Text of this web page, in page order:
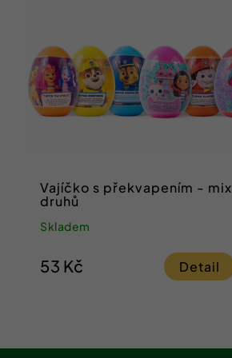
Vajíčko s překvapením - mix
druhů
Skladem
53 Kč Detail